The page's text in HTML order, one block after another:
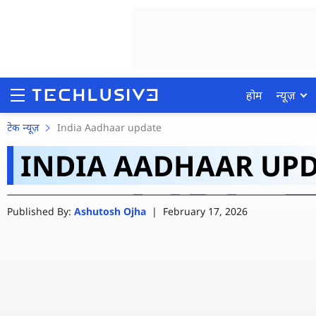
होम न्यूज़
होम
न्यूज़
टेक न्यूज़ India Aadhaar update
INDIA AADHAAR
Aadhaar PVC Card
प्रोसेस
Published By: Ashutosh Ojha | February 17, 2026